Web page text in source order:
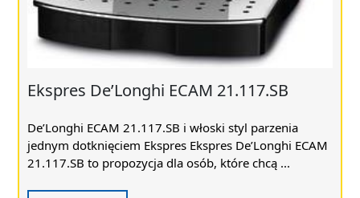
Ekspres De’Longhi ECAM 21.117.SB
De’Longhi ECAM 21.117.SB i włoski styl parzenia
jednym dotknięciem Ekspres Ekspres De’Longhi ECAM
21.117.SB to propozycja dla osób, które chcą ...